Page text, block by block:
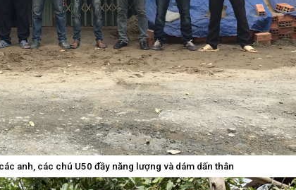
anh, các chú U50 đầy năng lượng và dám dấn thân